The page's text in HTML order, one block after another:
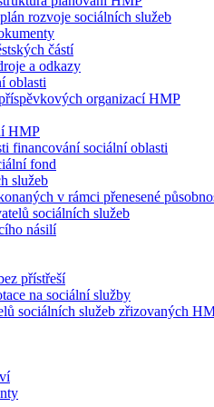
rozvoje sociálních služeb
částí
a odkazy
oblasti
organizací HMP
HMP
financování sociální oblasti
fond
služeb
v rámci přenesené
sociálních služeb
násilí
přístřeší
na sociální služby
sociálních služeb zřizovaných